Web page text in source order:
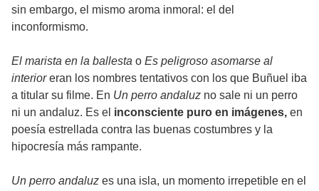
sin embargo, el mismo aroma inmoral: el del
inconformismo.
El marista en la ballesta o Es peligroso asomarse al
interioreran los nombres tentativos con los que Buñuel iba
a titular su filme. En Un perro andaluz no sale ni un perro
ni un andaluz. Es el inconsciente puro en imágenes, en
poesía estrellada contra las buenas costumbres y la
hipocresía más rampante.
Un perro andaluz es una isla, un momento irrepetible en el